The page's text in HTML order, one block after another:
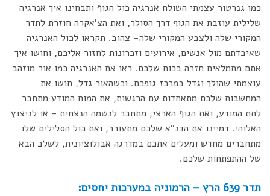
כמו גנרטור עצמתי השולח אנרגיה כול הגוף ותבחינו איך אנרגיה
שלילית עוזבת את הגוף דרך הסולר, ואת הצ'אקרה חוזרת לתדר
המקורי שלה ולצבע המקורי שלה- צהוב. תקראו לכול האנרגיה
שאיבדתם מול אנשים, אירועים וזכרונות לחזור אליכם, וחושו איך
אתם מתמלאים חזרה בכוח שלכם. ראו את האנרגיה כמו אור מוזהב
עוצמתי שהולך וגדל במרכז גופכם. וכשהאור גדל, חושו את
המחשבות שלכם מתאחדות עם הרגשות, את המוח המודע מתחבר
לתת המודע, ואת הגוף הארצי, מתחבר לנשמה הנצחית – או לניצוץ
האלוהי. דמיינו את הדנ"א שלכם מתעורר, ואת כול הסלילים שלו
מתחברים מחדש ומעלים אתכם במדרגה אבולוציונית, לשלב הבא
של ההתפתחות שלכם.
תדר 639 הרץ – הרמוניה במערכות יחסים: